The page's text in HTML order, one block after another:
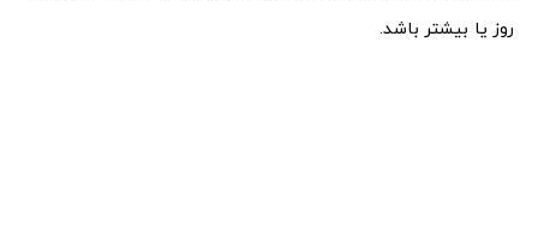
روز یا بیشتر باشد.